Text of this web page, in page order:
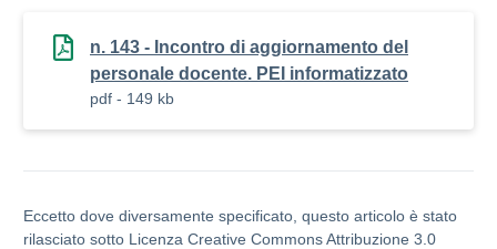
n. 143 - Incontro di aggiornamento del
personale docente. PEI informatizzato
pdf - 149 kb
Eccetto dove diversamente specificato, questo articolo è stato
rilasciato sotto Licenza Creative Commons Attribuzione 3.0